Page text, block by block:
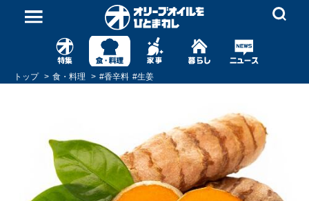
トップ 食・料理 #香辛料 #生姜